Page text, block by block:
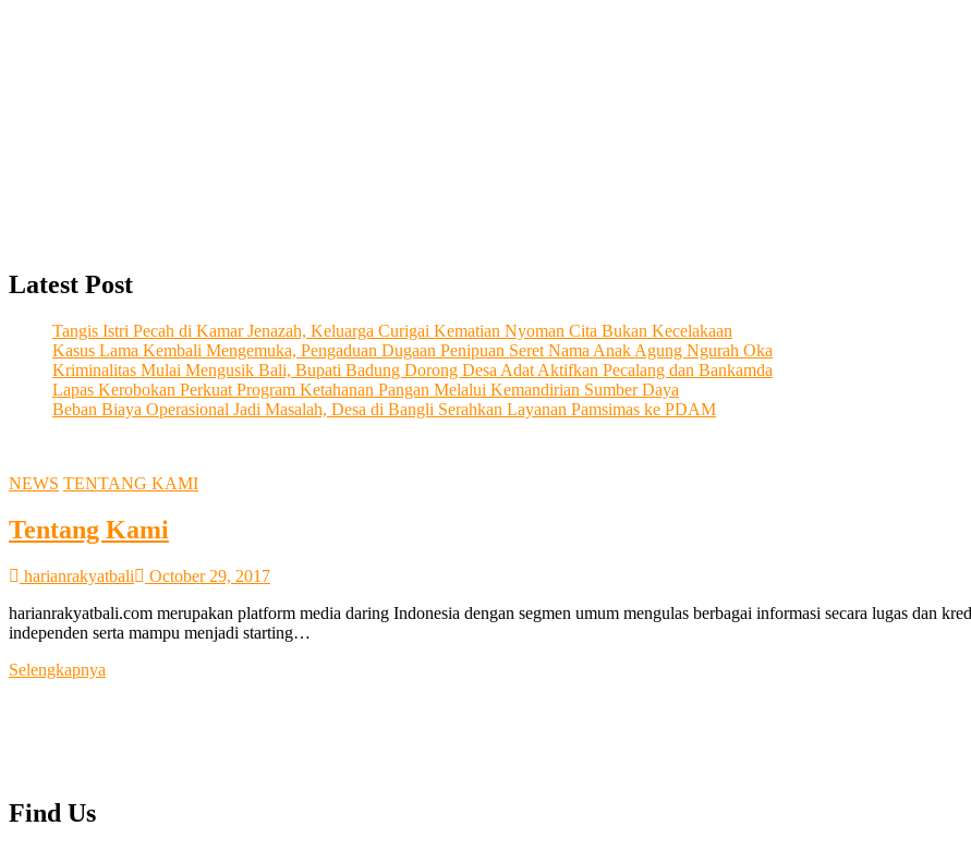
Latest Post
Tangis Istri Pecah di Kamar Jenazah, Keluarga Curigai Kematian Nyoman Cita Bukan Kecelakaan
Kasus Lama Kembali Mengemuka, Pengaduan Dugaan Penipuan Seret Nama Anak Agung Ngurah Oka
Kriminalitas Mulai Mengusik Bali, Bupati Badung Dorong Desa Adat Aktifkan Pecalang dan Bankamda
Lapas Kerobokan Perkuat Program Ketahanan Pangan Melalui Kemandirian Sumber Daya
Beban Biaya Operasional Jadi Masalah, Desa di Bangli Serahkan Layanan Pamsimas ke PDAM
NEWS TENTANG KAMI
Tentang Kami
harianrakyatbali
October 29, 2017
harianrakyatbali.com merupakan platform media daring Indonesia dengan segmen umum mengulas berbagai informasi secara lugas dan
independen serta mampu menjadi starting…
Selengkapnya
Find Us